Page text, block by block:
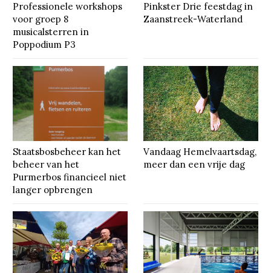
Professionele workshops
voor groep 8
musicalsterren in
Poppodium P3
Pinkster Drie feestdag in
Zaanstreek-Waterland
Staatsbosbeheer kan het
beheer van het
Purmerbos financieel niet
langer opbrengen
Vandaag Hemelvaartsdag,
meer dan een vrije dag